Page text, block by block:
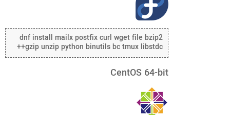
dnf install mailx postfix curl wget file bzip2
gzip unzip python binutils bc tmux libstdc++
CentOS 64-bit